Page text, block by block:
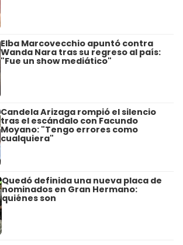
Elba Marcovecchio apuntó contra
Wanda Nara tras su regreso al país:
"Fue un show mediático"
Candela Arizaga rompió el silencio
tras el escándalo con Facundo
Moyano: "Tengo errores como
cualquiera"
Quedó definida una nueva placa de
nominados en Gran Hermano:
quiénes son